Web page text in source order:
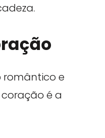
romântico e
é a